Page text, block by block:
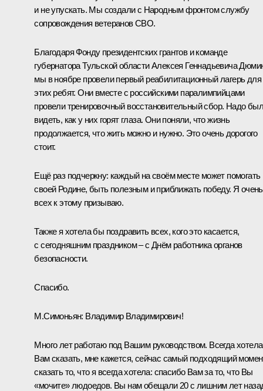
и не упускать. Мы создали с Народным фронтом службу
сопровождения ветеранов СВО.
Благодаря Фонду президентских грантов и команде
губернатора Тульской области Алексея Геннадьевича
мы в ноябре провели первый реабилитационный лагерь для
этих ребят. Они вместе с российскими паралимпийцами
провели тренировочный восстановительный сбор. Надо
видеть, как у них горят глаза. Они поняли, что жизнь
продолжается, что жить можно и нужно. Это очень дорогого
стоит.
Ещё раз подчеркну: каждый на своём месте может помогать
своей Родине, быть полезным и приближать победу. Я очень
всех к этому призываю.
Также я хотела бы поздравить всех, кого это касается,
с сегодняшним праздником – с Днём работника органов
безопасности.
Спасибо.
М.Симоньян: Владимир Владимирович!
Много лет работаю под Вашим руководством. Всегда хотела
Вам сказать, мне кажется, сейчас самый подходящий
сказать то, что я всегда хотела: спасибо Вам за то, что Вы
«мочите» людоедов. Вы нам обещали 20 с лишним лет